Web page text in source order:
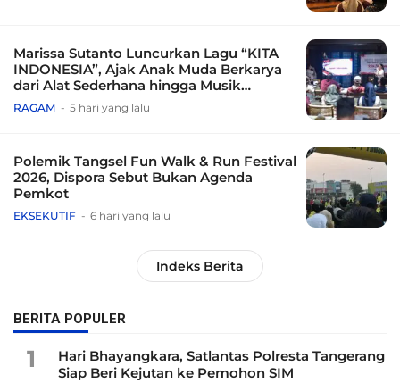
Marissa Sutanto Luncurkan Lagu “KITA
INDONESIA”, Ajak Anak Muda Berkarya
dari Alat Sederhana hingga Musik
Tradisional
RAGAM 5 hari yang lalu
Polemik Tangsel Fun Walk & Run Festival
2026, Dispora Sebut Bukan Agenda
Pemkot
EKSEKUTIF 6 hari yang lalu
Indeks Berita
BERITA POPULER
1
Hari Bhayangkara, Satlantas Polresta Tangerang
Siap Beri Kejutan ke Pemohon SIM